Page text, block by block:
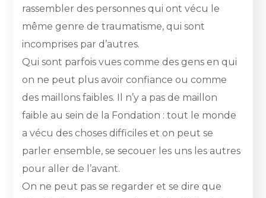
rassembler des personnes qui ont vécu le
même genre de traumatisme, qui sont
incomprises par d’autres.
Qui sont parfois vues comme des gens en qui
on ne peut plus avoir confiance ou comme
des maillons faibles. Il n’y a pas de maillon
faible au sein de la Fondation : tout le monde
a vécu des choses difficiles et on peut se
parler ensemble, se secouer les uns les autres
pour aller de l’avant.
On ne peut pas se regarder et se dire que